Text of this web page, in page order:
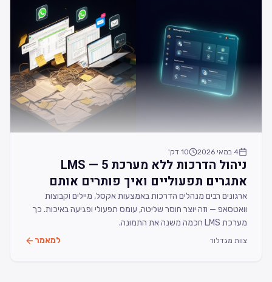
4 במאי 2026 10 דק'
ניהול הדרכות ללא מערכת LMS — 5
אתגרים תפעוליים ואיך פותרים אותם
(2026)
ארגונים רבים מנהלים הדרכות באמצעות אקסל, מיילים וקבוצות
וואטסאפ — וזה יוצר חוסר שליטה, עומס תפעולי ופגיעה באיכות. כך
מערכת LMS חכמה משנה את התמונה.
צוות מגדלור למאמר